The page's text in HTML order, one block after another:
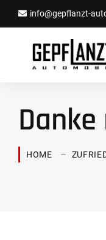
info@gepflanzt-
Danke
HOME